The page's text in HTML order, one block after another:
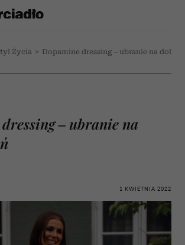
Życia > Dopamine dressing – ubranie na dobry
– ubranie na
1 KWIETNIA 2022